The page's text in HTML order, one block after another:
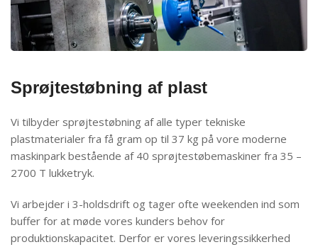
Sprøjtestøbning af plast
Vi tilbyder sprøjtestøbning af alle typer tekniske
plastmaterialer fra få gram op til 37 kg på vore moderne
maskinpark bestående af 40 sprøjtestøbemaskiner fra 35 –
2700 T lukketryk.
Vi arbejder i 3-holdsdrift og tager ofte weekenden ind som
buffer for at møde vores kunders behov for
produktionskapacitet. Derfor er vores leveringssikkerhed